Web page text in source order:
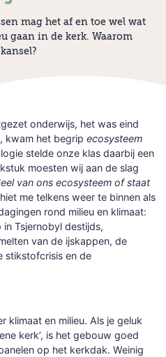
mag het af en toe wel wat
gaan in de kerk. Waarom
onderwijs, het was eind
kwam het begrip ecosysteem
stelde onze klas daarbij een
moesten wij aan de slag
van ons ecosysteem of staat
me telkens weer te binnen als
rond milieu en klimaat:
Tsjernobyl destijds,
van de ijskappen, de
stikstofcrisis en de
klimaat en milieu. Als je geluk
kerk’, is het gebouw goed
op het kerkdak. Weinig